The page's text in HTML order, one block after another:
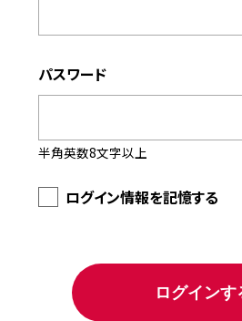
パスワード
半角英数8文字以上
ログイン情報を記憶する